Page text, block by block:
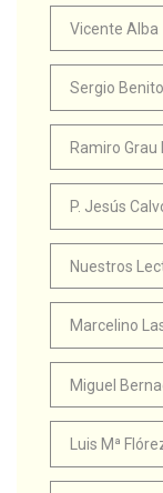
Vicente Alba
Sergio Benito
Ramiro
P. Jesús
Nuestros
Marcelino
Miguel
Luis Mª